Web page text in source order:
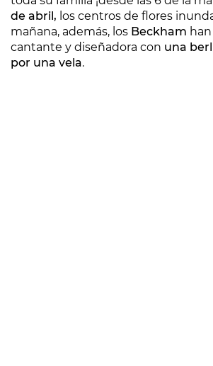
de abril, los centros de flores
mañana, además, los Beckham
cantante y diseñadora con una
por una vela.